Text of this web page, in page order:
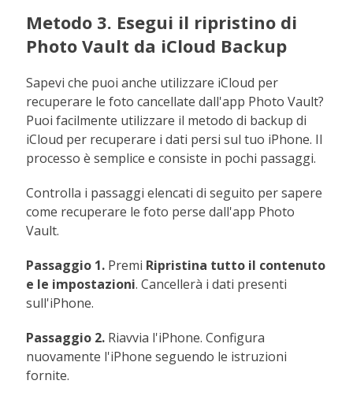
Metodo 3. Esegui il ripristino di
Photo Vault da iCloud Backup
Sapevi che puoi anche utilizzare iCloud per
recuperare le foto cancellate dall'app Photo Vault?
Puoi facilmente utilizzare il metodo di backup di
iCloud per recuperare i dati persi sul tuo iPhone. Il
processo è semplice e consiste in pochi passaggi.
Controlla i passaggi elencati di seguito per sapere
come recuperare le foto perse dall'app Photo
Vault.
Passaggio 1. Premi Ripristina tutto il contenuto
e le impostazioni. Cancellerà i dati presenti
sull'iPhone.
Passaggio 2. Riavvia l'iPhone. Configura
nuovamente l'iPhone seguendo le istruzioni
fornite.